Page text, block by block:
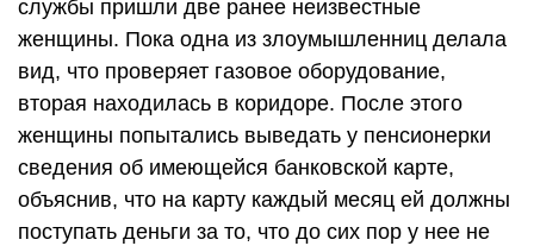
службы пришли две ранее неизвестные
женщины. Пока одна из злоумышленниц делала
вид, что проверяет газовое оборудование,
вторая находилась в коридоре. После этого
женщины попытались выведать у пенсионерки
сведения об имеющейся банковской карте,
объяснив, что на карту каждый месяц ей должны
поступать деньги за то, что до сих пор у нее не